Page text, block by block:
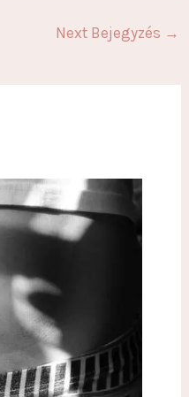
Next Bejegyzés →